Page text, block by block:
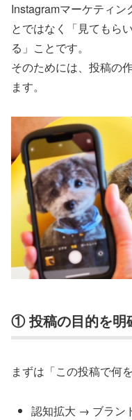
Instagramマーケティン
とではなく「見てもら
る」ことです。
そのためには、投稿の
ます。
① 投稿の目的を明
まずは「この投稿で何
認知拡大 → ブラン